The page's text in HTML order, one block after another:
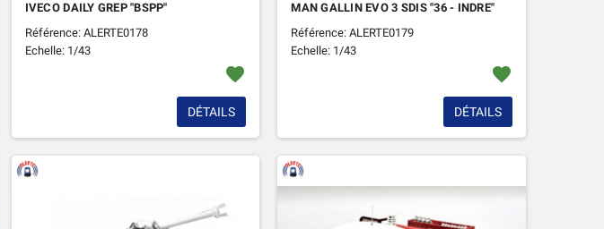
IVECO DAILY GREP "BSPP"
Référence: ALERTE0178
Echelle: 1/43
favorite
DÉTAILS
MAN GALLIN EVO 3 SDIS "36 - INDRE"
Référence: ALERTE0179
Echelle: 1/43
favorite
DÉTAILS